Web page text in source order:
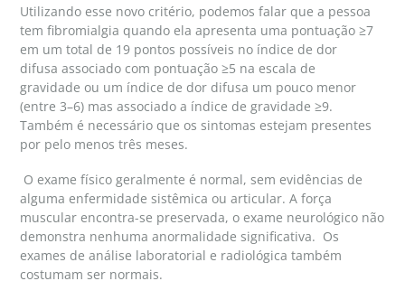
Utilizando esse novo critério, podemos falar que a pessoa
tem fibromialgia quando ela apresenta uma pontuação ≥7
em um total de 19 pontos possíveis no índice de dor
difusa associado com pontuação ≥5 na escala de
gravidade ou um índice de dor difusa um pouco menor
(entre 3–6) mas associado a índice de gravidade ≥9.
Também é necessário que os sintomas estejam presentes
por pelo menos três meses.
O exame físico geralmente é normal, sem evidências de
alguma enfermidade sistêmica ou articular. A força
muscular encontra-se preservada, o exame neurológico não
demonstra nenhuma anormalidade significativa. Os
exames de análise laboratorial e radiológica também
costumam ser normais.